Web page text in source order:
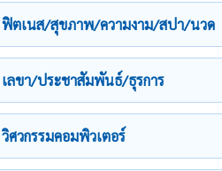
ฟิตเนส/สุขภาพ/ความงาม/สปา/นวด
เลขา/ประชาสัมพันธ์/ธุรการ
วิศวกรรมคอมพิวเตอร์